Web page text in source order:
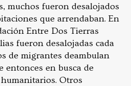
muchos fueron desalojados
que arrendaban. En
Entre Dos Tierras
fueron desalojadas cada
de migrantes deambulan
entonces en busca de
Otros